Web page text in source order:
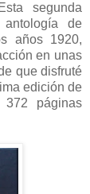
segunda
de
años 1920,
en unas
que disfruté
edición de
páginas